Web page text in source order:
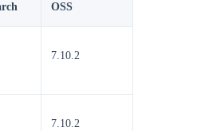
OSS
7.10.2
7.10.2